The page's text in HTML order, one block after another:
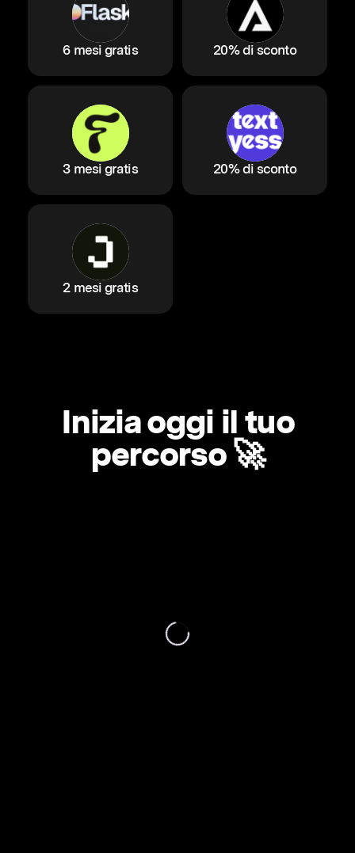
6 mesi gratis 20% di sconto
3 mesi gratis 20% di sconto
2 mesi gratis
Inizia oggi il tuo
percorso 🚀